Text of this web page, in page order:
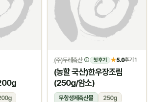
(주)두레축산 첫 후기 ★5.0후기 1
(농할 국산)한우장조림
(250g/암소)
무항생제축산물
250g